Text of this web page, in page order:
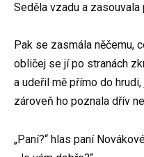
Seděla vzadu a
Pak se zasmála něčemu,
obličej se jí po stranách
a udeřil mě přímo do
zároveň ho poznala dřív
„Paní?“ hlas paní